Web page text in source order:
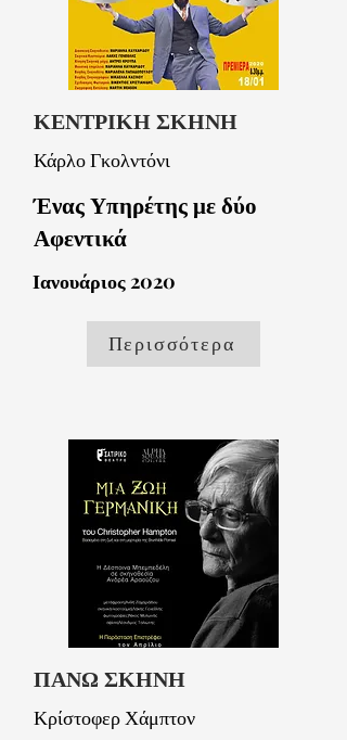
ΚΕΝΤΡΙΚΗ ΣΚΗΝΗ
Κάρλο Γκολντόνι
Ένας Υπηρέτης με δύο
Αφεντικά
Ιανουάριος 2020
Περισσότερα
ΠΑΝΩ ΣΚΗΝΗ
Κρίστοφερ Χάμπτον